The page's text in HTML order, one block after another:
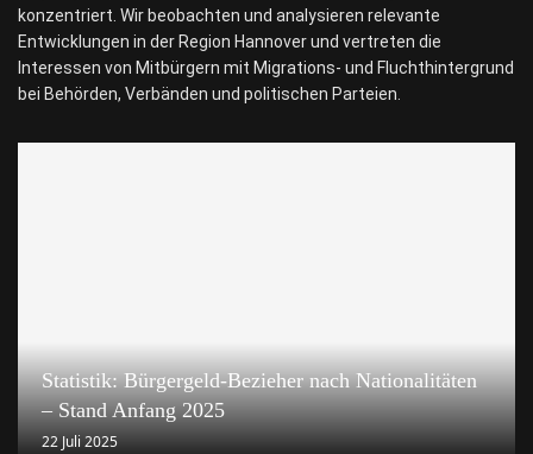
konzentriert. Wir beobachten und analysieren relevante
Entwicklungen in der Region Hannover und vertreten die
Interessen von Mitbürgern mit Migrations- und Fluchthintergrund
bei Behörden, Verbänden und politischen Parteien.
Statistik: Bürgergeld-Bezieher nach Nationalitäten
– Stand Anfang 2025
22 Juli 2025